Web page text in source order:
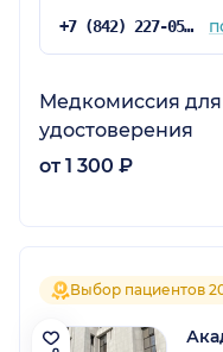
+7 (842) 227-05-05
Медкомиссия для
удостоверения
от 1 300 ₽
Выбор пациентов